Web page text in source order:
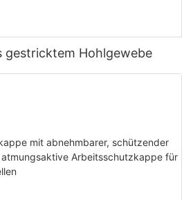
gestricktem Hohlgewebe